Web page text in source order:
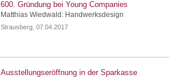
600. Gründung bei Young Companies
Matthias Wiedwald: Handwerksdesign
Strausberg, 07.04.2017
Ausstellungseröffnung in der Sparkasse